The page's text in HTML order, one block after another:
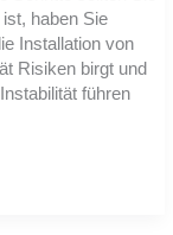
haben Sie
Installation von
Risiken birgt und
führen